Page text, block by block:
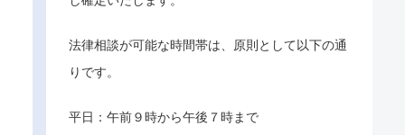
法律相談が可能な時間帯は、原則として以下の通
りです。
平日：午前９時から午後７時まで